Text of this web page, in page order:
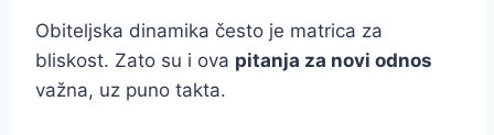
Obiteljska dinamika često je matrica za
bliskost. Zato su i ova pitanja za novi odnos
važna, uz puno takta.